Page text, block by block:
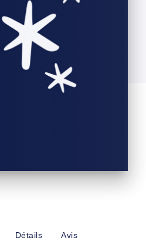
Détails Avis